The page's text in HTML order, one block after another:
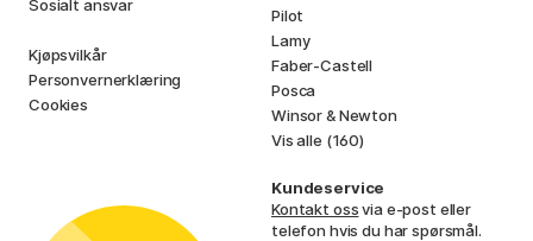
Sosialt ansvar
Kjøpsvilkår
Personvernerklæring
Cookies
Pilot
Lamy
Faber-Castell
Posca
Winsor & Newton
Vis alle (160)
Kundeservice
Kontakt ossvia e-post eller
telefon hvis du har spørsmål.